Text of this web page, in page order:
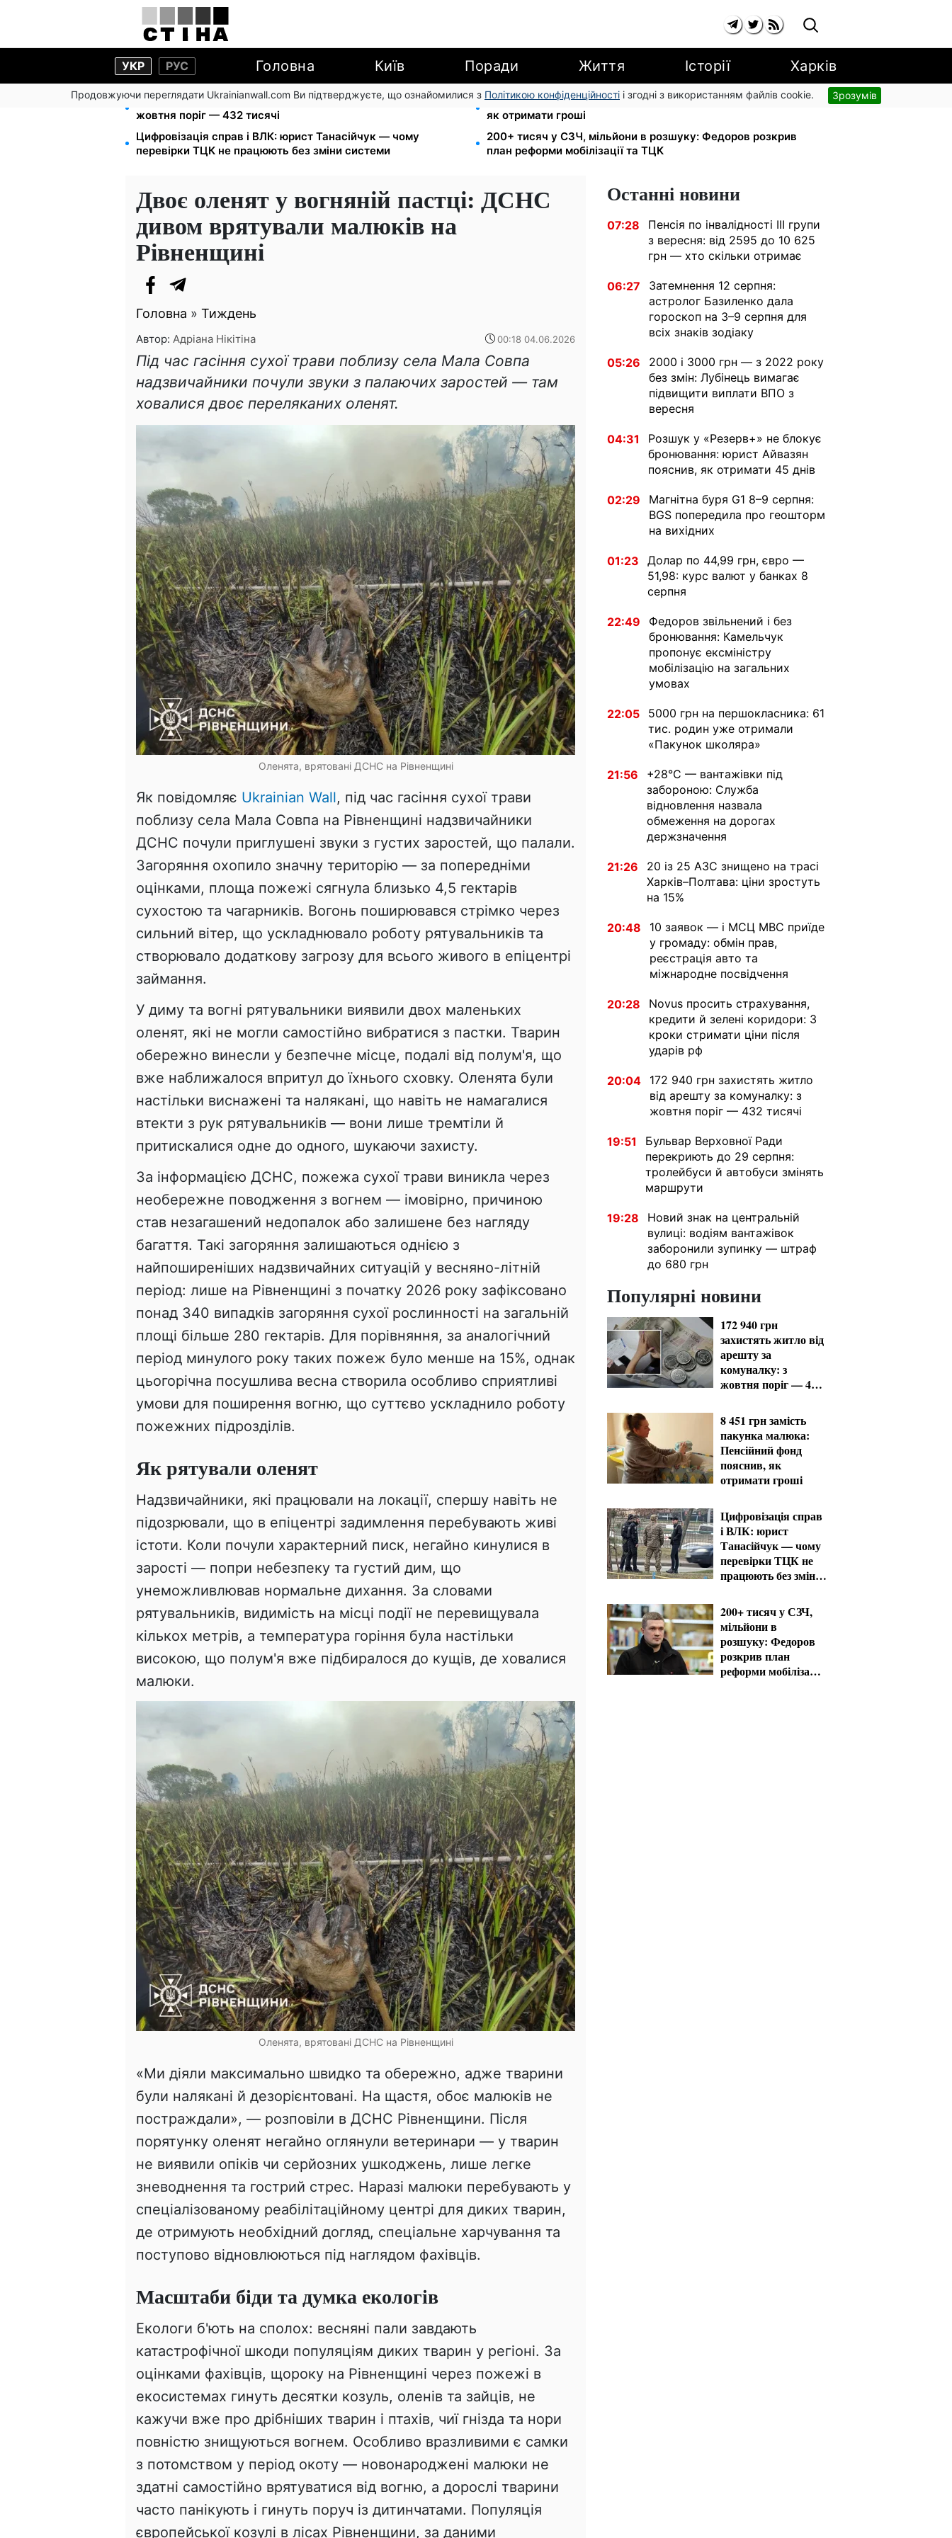
УКР РУС Головна Київ Поради Життя Історії Харків
Продовжуючи переглядати Ukrainianwall.com Ви підтверджуєте, що ознайомилися з Політикою конфіденційності і згодні з використанням файлів cookie. Зрозумів
172 940 грн захистять житло від арешту за комуналку: з
жовтня поріг — 432 тисячі
8 451 грн замість пакунка малюка: Пенсійний фонд пояснив,
як отримати гроші
Цифровізація справ і ВЛК: юрист Танасійчук — чому
перевірки ТЦК не працюють без зміни системи
200+ тисяч у СЗЧ, мільйони в розшуку: Федоров розкрив
план реформи мобілізації та ТЦК
Двоє оленят у вогняній пастці: ДСНС
дивом врятували малюків на
Рівненщині
Головна » Тиждень
Автор: Адріана Нікітіна 00:18 04.06.2026
Під час гасіння сухої трави поблизу села Мала Совпа
надзвичайники почули звуки з палаючих заростей — там
ховалися двоє переляканих оленят.
Оленята, врятовані ДСНС на Рівненщині
Як повідомляє Ukrainian Wall, під час гасіння сухої трави
поблизу села Мала Совпа на Рівненщині надзвичайники
ДСНС почули приглушені звуки з густих заростей, що палали.
Загоряння охопило значну територію — за попередніми
оцінками, площа пожежі сягнула близько 4,5 гектарів
сухостою та чагарників. Вогонь поширювався стрімко через
сильний вітер, що ускладнювало роботу рятувальників та
створювало додаткову загрозу для всього живого в епіцентрі
займання.
У диму та вогні рятувальники виявили двох маленьких
оленят, які не могли самостійно вибратися з пастки. Тварин
обережно винесли у безпечне місце, подалі від полум'я, що
вже наближалося впритул до їхнього сховку. Оленята були
настільки виснажені та налякані, що навіть не намагалися
втекти з рук рятувальників — вони лише тремтіли й
притискалися одне до одного, шукаючи захисту.
За інформацією ДСНС, пожежа сухої трави виникла через
необережне поводження з вогнем — імовірно, причиною
став незагашений недопалок або залишене без нагляду
багаття. Такі загоряння залишаються однією з
найпоширеніших надзвичайних ситуацій у весняно-літній
період: лише на Рівненщині з початку 2026 року зафіксовано
понад 340 випадків загоряння сухої рослинності на загальній
площі більше 280 гектарів. Для порівняння, за аналогічний
період минулого року таких пожеж було менше на 15%, однак
цьогорічна посушлива весна створила особливо сприятливі
умови для поширення вогню, що суттєво ускладнило роботу
пожежних підрозділів.
Як рятували оленят
Надзвичайники, які працювали на локації, спершу навіть не
підозрювали, що в епіцентрі задимлення перебувають живі
істоти. Коли почули характерний писк, негайно кинулися в
зарості — попри небезпеку та густий дим, що
унеможливлював нормальне дихання. За словами
рятувальників, видимість на місці події не перевищувала
кількох метрів, а температура горіння була настільки
високою, що полум'я вже підбиралося до кущів, де ховалися
малюки.
Оленята, врятовані ДСНС на Рівненщині
«Ми діяли максимально швидко та обережно, адже тварини
були налякані й дезорієнтовані. На щастя, обоє малюків не
постраждали», — розповіли в ДСНС Рівненщини. Після
порятунку оленят негайно оглянули ветеринари — у тварин
не виявили опіків чи серйозних ушкоджень, лише легке
зневоднення та гострий стрес. Наразі малюки перебувають у
спеціалізованому реабілітаційному центрі для диких тварин,
де отримують необхідний догляд, спеціальне харчування та
поступово відновлюються під наглядом фахівців.
Масштаби біди та думка екологів
Екологи б'ють на сполох: весняні пали завдають
катастрофічної шкоди популяціям диких тварин у регіоні. За
оцінками фахівців, щороку на Рівненщині через пожежі в
екосистемах гинуть десятки козуль, оленів та зайців, не
кажучи вже про дрібніших тварин і птахів, чиї гнізда та нори
повністю знищуються вогнем. Особливо вразливими є самки
з потомством у період окоту — новонароджені малюки не
здатні самостійно врятуватися від вогню, а дорослі тварини
часто панікують і гинуть поруч із дитинчатами. Популяція
європейської козулі в лісах Рівненщини, за даними
Останні новини
07:28
Пенсія по інвалідності III групи
з вересня: від 2595 до 10 625
грн — хто скільки отримає
06:27
Затемнення 12 серпня:
астролог Базиленко дала
гороскоп на 3–9 серпня для
всіх знаків зодіаку
05:26
2000 і 3000 грн — з 2022 року
без змін: Лубінець вимагає
підвищити виплати ВПО з
вересня
04:31
Розшук у «Резерв+» не блокує
бронювання: юрист Айвазян
пояснив, як отримати 45 днів
02:29
Магнітна буря G1 8–9 серпня:
BGS попередила про геошторм
на вихідних
01:23
Долар по 44,99 грн, євро —
51,98: курс валют у банках 8
серпня
22:49
Федоров звільнений і без
бронювання: Камельчук
пропонує ексміністру
мобілізацію на загальних
умовах
22:05
5000 грн на першокласника: 61
тис. родин уже отримали
«Пакунок школяра»
21:56
+28°C — вантажівки під
забороною: Служба
відновлення назвала
обмеження на дорогах
держзначення
21:26
20 із 25 АЗС знищено на трасі
Харків–Полтава: ціни зростуть
на 15%
20:48
10 заявок — і МСЦ МВС приїде
у громаду: обмін прав,
реєстрація авто та
міжнародне посвідчення
20:28
Novus просить страхування,
кредити й зелені коридори: 3
кроки стримати ціни після
ударів рф
20:04
172 940 грн захистять житло
від арешту за комуналку: з
жовтня поріг — 432 тисячі
19:51
Бульвар Верховної Ради
перекриють до 29 серпня:
тролейбуси й автобуси змінять
маршрути
19:28
Новий знак на центральній
вулиці: водіям вантажівок
заборонили зупинку — штраф
до 680 грн
Популярні новини
172 940 грн
захистять житло від
арешту за
комуналку: з
жовтня поріг — 432
8 451 грн замість
пакунка малюка:
Пенсійний фонд
пояснив, як
отримати гроші
Цифровізація справ
і ВЛК: юрист
Танасійчук — чому
перевірки ТЦК не
працюють без зміни
200+ тисяч у СЗЧ,
мільйони в
розшуку: Федоров
розкрив план
реформи мобілізації